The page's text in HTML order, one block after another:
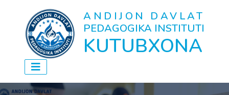
ANDIJON DAVLAT
PEDAGOGIKA INSTITUTI
KUTUBXONA